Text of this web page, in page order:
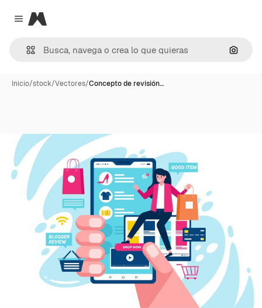
Close menu
Magnific
Inicio/stock/Vectores/Concepto de revisión…